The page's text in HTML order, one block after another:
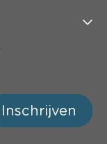
Inschrijven